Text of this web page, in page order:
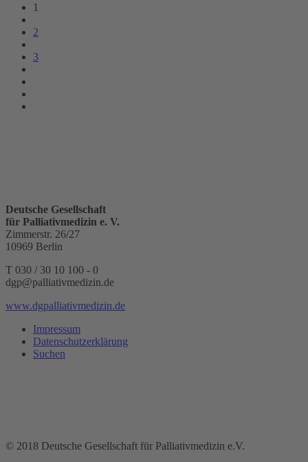
1
2
3
Deutsche Gesellschaft
für Palliativmedizin e. V.
Zimmerstr. 26/27
10969 Berlin
T 030 / 30 10 100 - 0
dgp@palliativmedizin.de
www.dgpalliativmedizin.de
Impressum
Datenschutzerklärung
Suchen
© 2018 Deutsche Gesellschaft für Palliativmedizin e.V.